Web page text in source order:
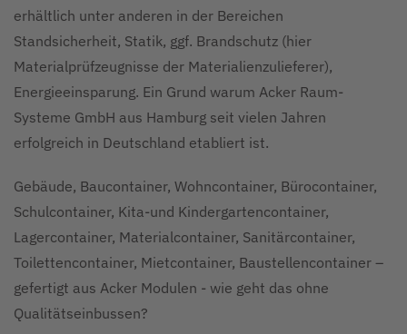
erhältlich unter anderen in der Bereichen
Standsicherheit, Statik, ggf. Brandschutz (hier
Materialprüfzeugnisse der Materialienzulieferer),
Energieeinsparung. Ein Grund warum Acker Raum-
Systeme GmbH aus Hamburg seit vielen Jahren
erfolgreich in Deutschland etabliert ist.
Gebäude, Baucontainer, Wohncontainer, Bürocontainer,
Schulcontainer, Kita-und Kindergartencontainer,
Lagercontainer, Materialcontainer, Sanitärcontainer,
Toilettencontainer, Mietcontainer, Baustellencontainer –
gefertigt aus Acker Modulen - wie geht das ohne
Qualitätseinbussen?